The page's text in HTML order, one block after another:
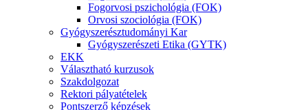
Fogorvosi pszichológia (FOK)
Orvosi szociológia (FOK)
Gyógyszerésztudományi Kar
Gyógyszerészeti Etika (GYTK)
EKK
Választható kurzusok
Szakdolgozat
Rektori pályatételek
Pontszerző képzések